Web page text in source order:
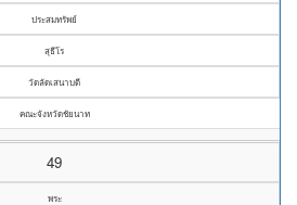
ประสมทรัพย์
สุธีโร
วัดลัดเสนาบดี
คณะจังหวัดชัยนาท
49
พระ